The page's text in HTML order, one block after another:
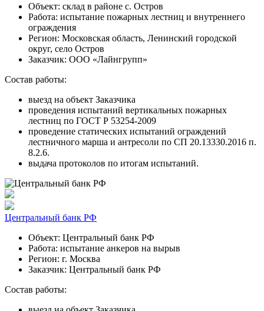
Объект: склад в районе с. Остров
Работа: испытание пожарных лестниц и внутреннего
ограждения
Регион: Московская область, Ленинский городской
округ, село Остров
Заказчик: ООО «Лайнгрупп»
Состав работы:
выезд на объект Заказчика
проведения испытаний вертикальных пожарных
лестниц по ГОСТ Р 53254-2009
проведение статических испытаний ограждений
лестничного марша и антресоли по СП 20.13330.2016 п.
8.2.6.
выдача протоколов по итогам испытаний.
Центральный банк РФ
Объект: Центральный банк РФ
Работа: испытание анкеров на вырыв
Регион: г. Москва
Заказчик: Центральный банк РФ
Состав работы: